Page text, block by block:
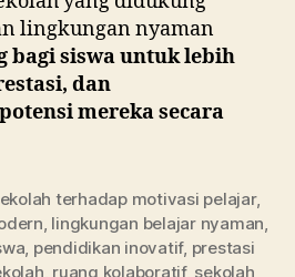
lingkungan nyaman
bagi siswa untuk lebih
dan
mereka secara
terhadap motivasi pelajar,
, lingkungan belajar nyaman,
, pendidikan inovatif, prestasi
, ruang kolaboratif, sekolah